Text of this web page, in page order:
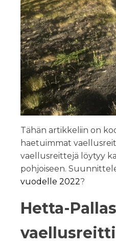
Tähän artikkeliin on
haetuimmat
vaellusreittejä löytyy
pohjoiseen.
vuodelle 2022?
Hetta-Pallas
vaellusreitti